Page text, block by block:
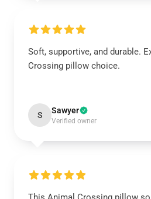
Soft, supportive, and durable.
Crossing pillow choice.
S Sawyer
Verified owner